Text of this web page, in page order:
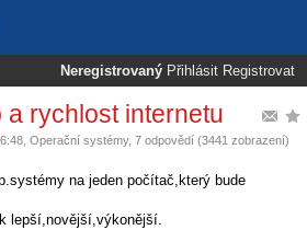
Neregistrovaný Přihlásit Registrovat
rychlost internetu
Operační systémy, 7 odpovědí (3441 zobrazení)
na jeden počítač,který bude
lepší,novější,výkonější.